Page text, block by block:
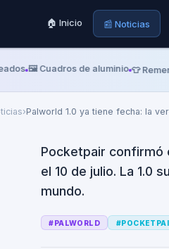
🏠 Inicio 📰 Noticias
🖼️ Cuadros de aluminio 👕
›Palworld 1.0 ya tiene fecha: la
Palworld
casi el
Pocketpair confirmó
el 10 de julio. La 1.0
mundo.
#PALWORLD #